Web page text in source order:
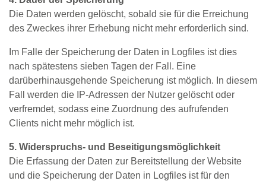
Die Daten werden gelöscht, sobald sie für die Erreichung
des Zweckes ihrer Erhebung nicht mehr erforderlich sind.
Im Falle der Speicherung der Daten in Logfiles ist dies
nach spätestens sieben Tagen der Fall. Eine
darüberhinausgehende Speicherung ist möglich. In diesem
Fall werden die IP‐Adressen der Nutzer gelöscht oder
verfremdet, sodass eine Zuordnung des aufrufenden
Clients nicht mehr möglich ist.
5. Widerspruchs‐ und Beseitigungsmöglichkeit
Die Erfassung der Daten zur Bereitstellung der Website
und die Speicherung der Daten in Logfiles ist für den